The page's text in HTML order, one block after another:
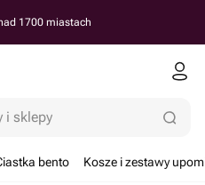
1700 miastach
i sklepy
bento Kosze i zestawy